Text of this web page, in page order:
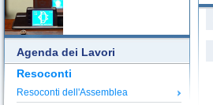
Agenda dei Lavori
Resoconti
Resoconti dell'Assemblea